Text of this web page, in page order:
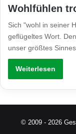
Wohlfühlen
Sich "wohl in seiner
geflügeltes Wort.
unser größtes
Weiterlesen
© 2009 - 2026